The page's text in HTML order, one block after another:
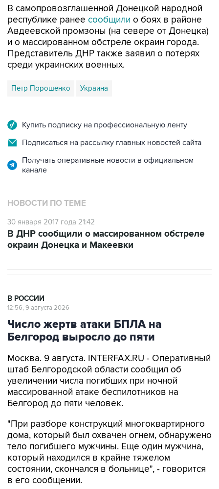
В самопровозглашенной Донецкой народной
республике ранее сообщили о боях в районе
Авдеевской промзоны (на севере от Донецка)
и о массированном обстреле окраин города.
Представитель ДНР также заявил о потерях
среди украинских военных.
Петр Порошенко Украина
Купить подписку на профессиональную ленту
Подписаться на рассылку главных новостей сайта
Получать оперативные новости в официальном
канале
НОВОСТИ ПО ТЕМЕ
30 января 2017 года 21:42
В ДНР сообщили о массированном обстреле
окраин Донецка и Макеевки
В РОССИИ
12:56, 9 августа 2026
Число жертв атаки БПЛА на
Белгород выросло до пяти
Москва. 9 августа. INTERFAX.RU - Оперативный
штаб Белгородской области сообщил об
увеличении числа погибших при ночной
массированной атаке беспилотников на
Белгород до пяти человек.
"При разборе конструкций многоквартирного
дома, который был охвачен огнем, обнаружено
тело погибшего мужчины. Еще один мужчина,
который находился в крайне тяжелом
состоянии, скончался в больнице", - говорится
в его сообщении.